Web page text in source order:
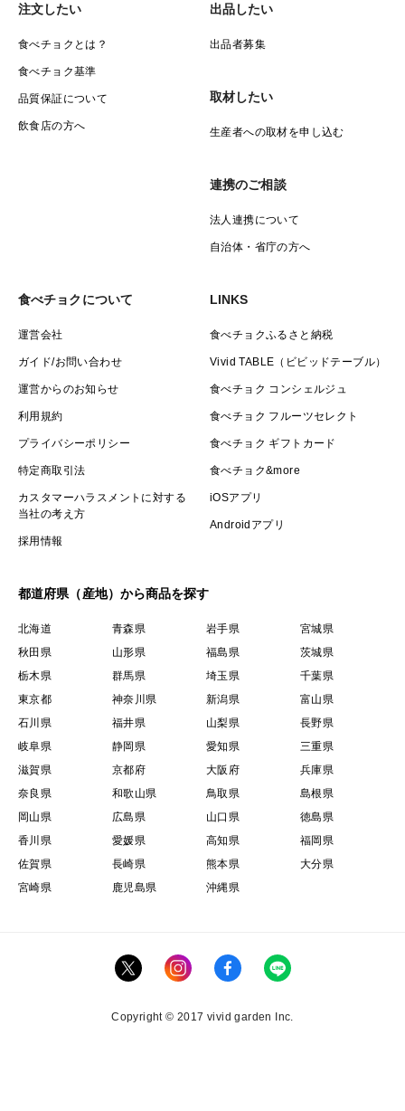
注文したい
食べチョクとは？
食べチョク基準
品質保証について
飲食店の方へ
出品したい
出品者募集
取材したい
生産者への取材を申し込む
連携のご相談
法人連携について
自治体・省庁の方へ
食べチョクについて
運営会社
ガイド/お問い合わせ
運営からのお知らせ
利用規約
プライバシーポリシー
特定商取引法
カスタマーハラスメントに対する
当社の考え方
採用情報
LINKS
食べチョクふるさと納税
Vivid TABLE（ビビッドテーブル）
食べチョク コンシェルジュ
食べチョク フルーツセレクト
食べチョク ギフトカード
食べチョク&more
iOSアプリ
Androidアプリ
都道府県（産地）から商品を探す
北海道 青森県 岩手県
宮城県
秋田県
山形県 福島県
茨城県
栃木県
群馬県 埼玉県
千葉県
東京都
神奈川県 新潟県
富山県
石川県
福井県 山梨県
長野県
岐阜県
静岡県 愛知県
三重県
滋賀県
京都府 大阪府
兵庫県
奈良県
和歌山県 鳥取県
島根県
岡山県
広島県 山口県
徳島県
香川県
愛媛県 高知県
福岡県
佐賀県
長崎県 熊本県
大分県
宮崎県
鹿児島県 沖縄県
Copyright © 2017 vivid garden Inc.